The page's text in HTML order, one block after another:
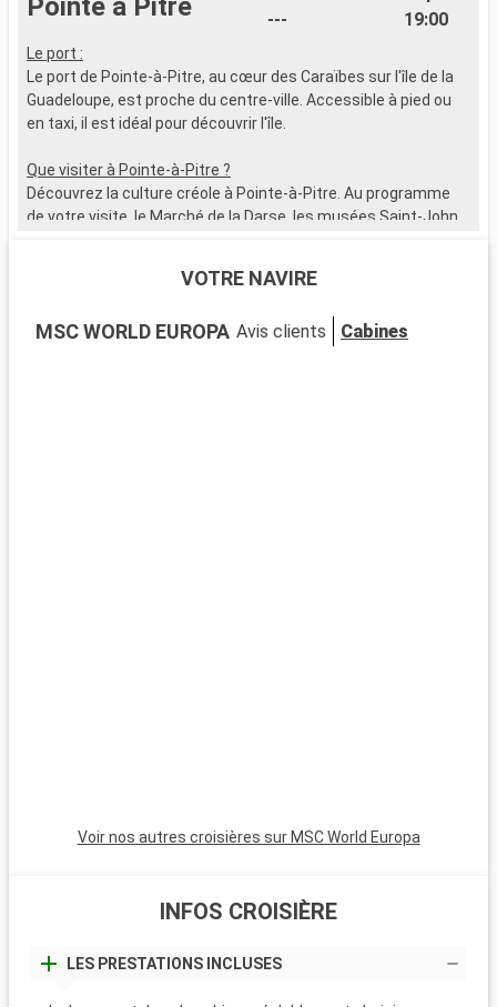
Pointe a Pitre
---
19:00
Le port :
Le port de Pointe-à-Pitre, au cœur des Caraïbes sur l'île de la
Guadeloupe, est proche du centre-ville. Accessible à pied ou
en taxi, il est idéal pour découvrir l'île.
Que visiter à Pointe-à-Pitre ?
Découvrez la culture créole à Pointe-à-Pitre. Au programme
de votre visite, le Marché de la Darse, les musées Saint-John
Autour de Pointe-à-Pitre, les sites à explorer ne manquent pas
VOTRE NAVIRE
MSC WORLD EUROPA Avis clients Cabines
Voir nos autres croisières sur MSC World Europa
INFOS CROISIÈRE
LES PRESTATIONS INCLUSES